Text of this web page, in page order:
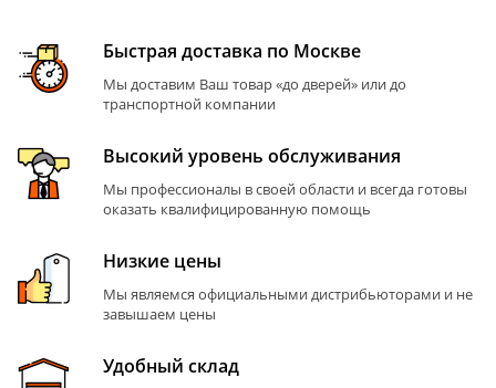
Быстрая доставка по Москве
Мы доставим Ваш товар «до дверей» или до
транспортной компании
Высокий уровень обслуживания
Мы профессионалы в своей области и всегда готовы
оказать квалифицированную помощь
Низкие цены
Мы являемся официальными дистрибьюторами и не
завышаем цены
Удобный склад